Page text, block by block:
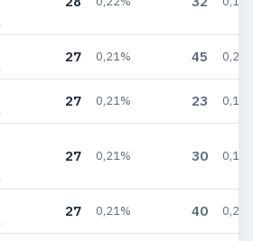
27 0,21% 45
27 0,21% 23
27 0,21% 30
27 0,21% 40